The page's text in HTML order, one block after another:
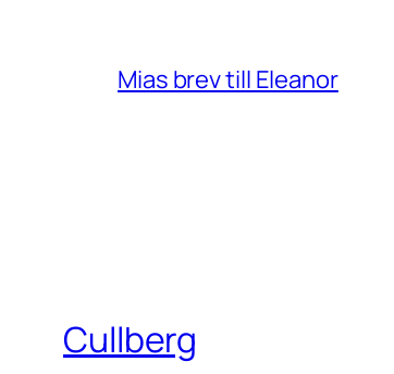
Mias brev till Eleanor
Cullberg